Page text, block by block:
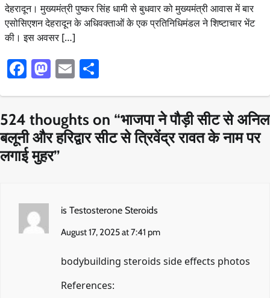
देहरादून। मुख्यमंत्री पुष्कर सिंह धामी से बुधवार को मुख्यमंत्री आवास में बार
एसोसिएशन देहरादून के अधिवक्ताओं के एक प्रतिनिधिमंडल ने शिष्टाचार भेंट
की। इस अवसर […]
Facebook
Mastodon
Email
524 thoughts on “भाजपा ने पौड़ी सीट से अनिल
बलूनी और हरिद्वार सीट से त्रिवेंद्र रावत के नाम पर
लगाई मुहर”
is Testosterone Steroids
August 17, 2025 at 7:41 pm
bodybuilding steroids side effects photos
References: